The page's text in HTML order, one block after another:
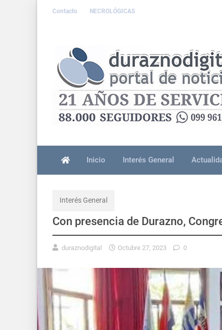
Contacto NECROLÓGICAS
Inicio Interés General
Interés General
Con presencia de Durazno,
duraznodigital Octubre 27, 2023 0